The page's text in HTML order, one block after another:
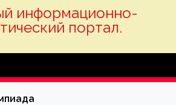
информационно-
портал.